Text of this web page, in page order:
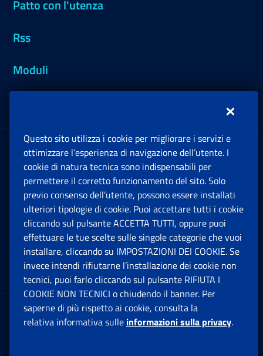
Patto con l'utenza
Rss
Moduli
Sedi e Contatti
Software
Note Legali
App mobile
Sede Legale : Via Ciro il Grande, 21
00144 Roma
Questo sito utilizza i cookie per migliorare i servizi e
ottimizzare l’esperienza di navigazione dell’utente. I
cookie di natura tecnica sono indispensabili per
permettere il corretto funzionamento del sito. Solo
previo consenso dell’utente, possono essere installati
ulteriori tipologie di cookie. Puoi accettare tutti i cookie
cliccando sul pulsante ACCETTA TUTTI, oppure puoi
effettuare le tue scelte sulle singole categorie che vuoi
installare, cliccando su IMPOSTAZIONI DEI COOKIE. Se
invece intendi rifiutarne l’installazione dei cookie non
tecnici, puoi farlo cliccando sul pulsante RIFIUTA I
COOKIE NON TECNICI o chiudendo il banner. Per
saperne di più rispetto ai cookie, consulta la
relativa informativa sulle informazioni sulla privacy.